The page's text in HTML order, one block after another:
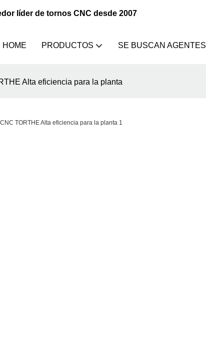
líder de tornos CNC desde 2007
HOME PRODUCTOS SE BUSCAN AGENTES
Alta eficiencia para la planta